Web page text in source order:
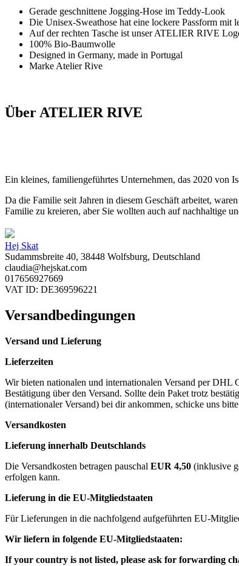
Gerade geschnittene Jogging-Hose im Teddy-Look
Die Unisex-Sweathose hat eine lockere Passform mit
Auf der rechten Tasche ist unser ATELIER RIVE
100% Bio-Baumwolle
Designed in Germany, made in Portugal
Marke Atelier Rive
Über ATELIER RIVE
Ein kleines, familiengeführtes Unternehmen, das 2020 von
Da die Familie seit Jahren in diesem Geschäft arbeitet,
Familie zu kreieren, aber Sie wollten auch auf nachhaltige
Hej Skat
Sudammsbreite 40, 38448 Wolfsburg, Deutschland
claudia@hejskat.com
017656927669
VAT ID: DE369596221
Versandbedingungen
Versand und Lieferung
Lieferzeiten
Wir bieten nationalen und internationalen Versand per DHL
Bestätigung über den Versand. Sollte dein Paket trotz
(internationaler Versand) bei dir ankommen, schicke uns
Versandkosten
Lieferung innerhalb Deutschlands
Die Versandkosten betragen pauschal EUR 4,50 (inklusive
erfolgen kann.
Lieferung in die EU-Mitgliedstaaten
Für Lieferungen in die nachfolgend aufgeführten EU-
Wir liefern in folgende EU-Mitgliedstaaten:
If your country is not listed, please ask for forwarding